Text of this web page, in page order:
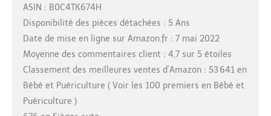
ASIN : B0C4TK674H
Disponibilité des pièces détachées : 5 Ans
Date de mise en ligne sur Amazon.fr : 7 mai 2022
Moyenne des commentaires client : 4,7 sur 5 étoiles
Classement des meilleures ventes d’Amazon : 53 641 en
Bébé et Puériculture ( Voir les 100 premiers en Bébé et
Puériculture )